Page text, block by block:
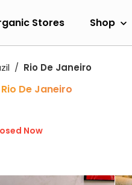
Stores Shop
Rio De Janeiro
De Janeiro
Now